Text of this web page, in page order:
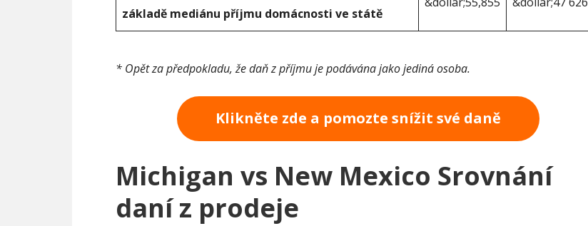
základě mediánu příjmu domácnosti ve státě
* Opět za předpokladu, že daň z příjmu je podávána jako jediná osoba.
Klikněte zde a pomozte snížit své daně
Michigan vs New Mexico Srovnání
daní z prodeje